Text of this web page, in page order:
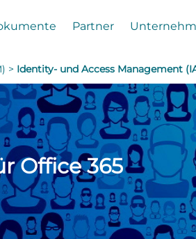
Partner
> Identity- und Access Management
Office 365